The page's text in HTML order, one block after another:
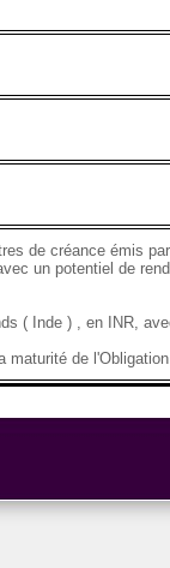
de créance émis
un potentiel de
( Inde ) , en INR,
maturité de